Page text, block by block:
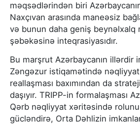
məqsədlərindən biri
Naxçıvan arasında maneəsiz
və bunun daha geniş beynəlxalq
şəbəkəsinə inteqrasiyasıdır.
Bu marşrut Azərbaycanın illərdir
Zəngəzur istiqamətində nəqliyyat
reallaşması baxımından da
daşıyır. TRIPP-in formalaşması
Qərb nəqliyyat xəritəsində
gücləndirə, Orta Dəhlizin